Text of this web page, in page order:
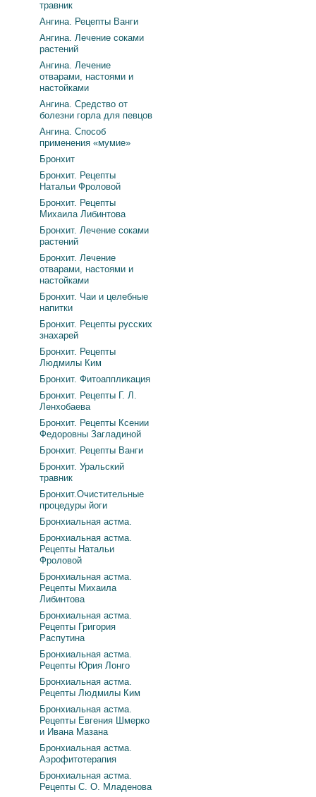
травник
Ангина. Рецепты Ванги
Ангина. Лечение соками
растений
Ангина. Лечение
отварами, настоями и
настойками
Ангина. Средство от
болезни горла для певцов
Ангина. Способ
применения «мумие»
Бронхит
Бронхит. Рецепты
Натальи Фроловой
Бронхит. Рецепты
Михаила Либинтова
Бронхит. Лечение соками
растений
Бронхит. Лечение
отварами, настоями и
настойками
Бронхит. Чаи и целебные
напитки
Бронхит. Рецепты русских
знахарей
Бронхит. Рецепты
Людмилы Ким
Бронхит. Фитоаппликация
Бронхит. Рецепты Г. Л.
Ленхобаева
Бронхит. Рецепты Ксении
Федоровны Загладиной
Бронхит. Рецепты Ванги
Бронхит. Уральский
травник
Бронхит.Очистительные
процедуры йоги
Бронхиальная астма.
Бронхиальная астма.
Рецепты Натальи
Фроловой
Бронхиальная астма.
Рецепты Михаила
Либинтова
Бронхиальная астма.
Рецепты Григория
Распутина
Бронхиальная астма.
Рецепты Юрия Лонго
Бронхиальная астма.
Рецепты Людмилы Ким
Бронхиальная астма.
Рецепты Евгения Шмерко
и Ивана Мазана
Бронхиальная астма.
Аэрофитотерапия
Бронхиальная астма.
Рецепты С. О. Младенова